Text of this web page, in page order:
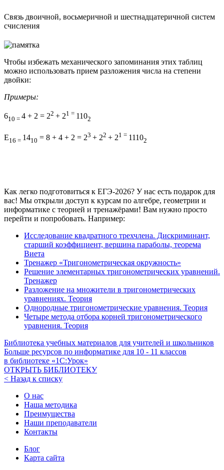
Связь двоичной, восьмеричной и шестнадцатеричной систем
счисления
Чтобы избежать механического запоминания этих таблиц
можно использовать прием разложения числа на степени
двойки:
Примеры:
610 = 4 + 2 = 22 + 21 = 1102
E16 = 1410 = 8 + 4 + 2 = 23 + 22 + 21 = 11102
Как легко подготовиться к ЕГЭ-2026? У нас есть подарок для
вас! Мы открыли доступ к курсам по алгебре, геометрии и
информатике с теорией и тренажёрами! Вам нужно просто
перейти и попробовать. Например:
Исследование квадратного трехчлена. Дискриминант,
старший коэффициент, вершина параболы, теорема
Виета
Тренажер «Тригонометрическая окружность»
Решение элементарных тригонометрических уравнений.
Тренажер
Разложение на множители в тригонометрических
уравнениях. Теория
Однородные тригонометрические уравнения. Теория
Четыре метода отбора корней тригонометрического
уравнения. Теория
Библиотека учебных материалов для учителей и школьников
Больше ресурсов по информатике для 10 - 11 классов
в библиотеке «1С:Урок»
ОТКРЫТЬ БИБЛИОТЕКУ
< Назад к списку
О нас
Наша методика
Преимущества
Наши преподаватели
Контакты
Блог
Карта сайта